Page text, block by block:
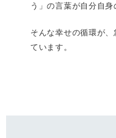
う」の言葉が自分自身
そんな幸せの循環が
ています。